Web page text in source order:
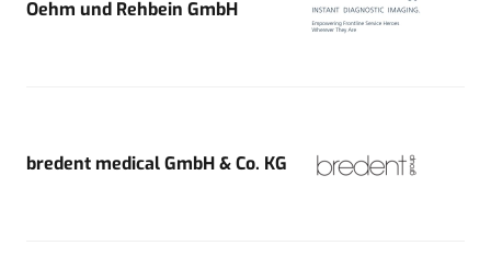
Oehm und Rehbein GmbH
bredent medical GmbH & Co. KG